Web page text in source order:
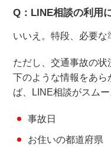
Q：LINE相談の利用
いいえ。特段、必要な
ただし、交通事故の
下のような情報をあ
ば、LINE相談がスム
事故日
お住いの都道府県